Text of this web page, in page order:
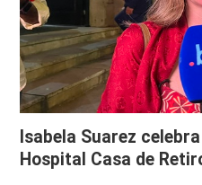
Isabela Suarez
Hospital Casa de